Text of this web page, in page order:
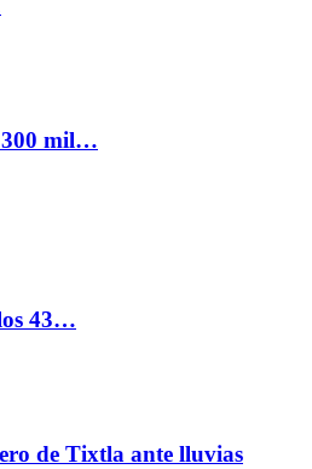
300 mil…
43…
de Tixtla ante lluvias